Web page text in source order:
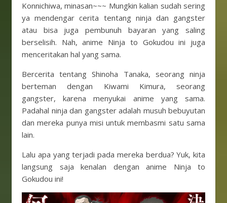
Konnichiwa, minasan~~~ Mungkin kalian sudah sering
ya mendengar cerita tentang ninja dan gangster
atau bisa juga pembunuh bayaran yang saling
berselisih. Nah, anime Ninja to Gokudou ini juga
menceritakan hal yang sama.
Bercerita tentang Shinoha Tanaka, seorang ninja
berteman dengan Kiwami Kimura, seorang
gangster, karena menyukai anime yang sama.
Padahal ninja dan gangster adalah musuh bebuyutan
dan mereka punya misi untuk membasmi satu sama
lain.
Lalu apa yang terjadi pada mereka berdua? Yuk, kita
langsung saja kenalan dengan anime Ninja to
Gokudou ini!